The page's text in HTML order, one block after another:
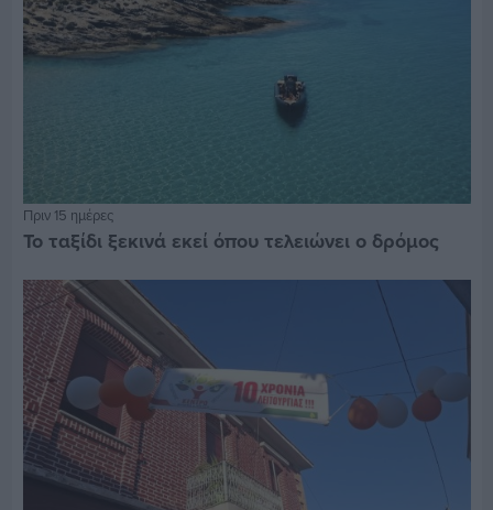
Πριν 15 ημέρες
Το ταξίδι ξεκινά εκεί όπου τελειώνει ο δρόμος